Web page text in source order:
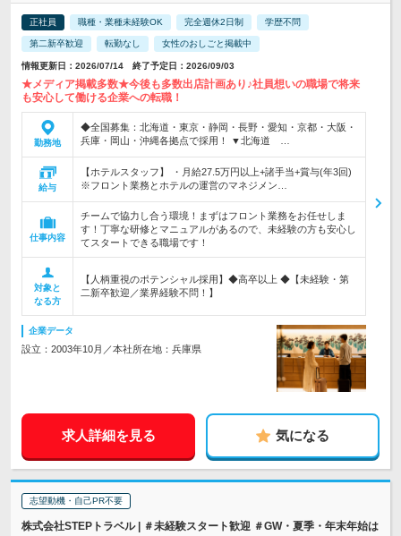
正社員 職種・業種未経験OK 完全週休2日制 学歴不問
第二新卒歓迎 転勤なし 女性のおしごと掲載中
情報更新日：2026/07/14 終了予定日：2026/09/03
★メディア掲載多数★今後も多数出店計画あり♪社員想いの職場で将来
も安心して働ける企業への転職！
勤務地
◆全国募集：北海道・東京・静岡・長野・愛知・京都・大阪・
兵庫・岡山・沖縄各拠点で採用！ ▼北海道 …
給与
【ホテルスタッフ】 ・月給27.5万円以上+諸手当+賞与(年3回)
※フロント業務とホテルの運営のマネジメン…
仕事内容
チームで協力し合う環境！まずはフロント業務をお任せしま
す！丁寧な研修とマニュアルがあるので、未経験の方も安心し
てスタートできる職場です！
対象と
なる方
【人柄重視のポテンシャル採用】◆高卒以上 ◆【未経験・第
二新卒歓迎／業界経験不問！】
企業データ
設立：2003年10月／本社所在地：兵庫県
求人詳細を見る 気になる
志望動機・自己PR不要
株式会社STEPトラベル | ＃未経験スタート歓迎 ＃GW・夏季・年末年始は